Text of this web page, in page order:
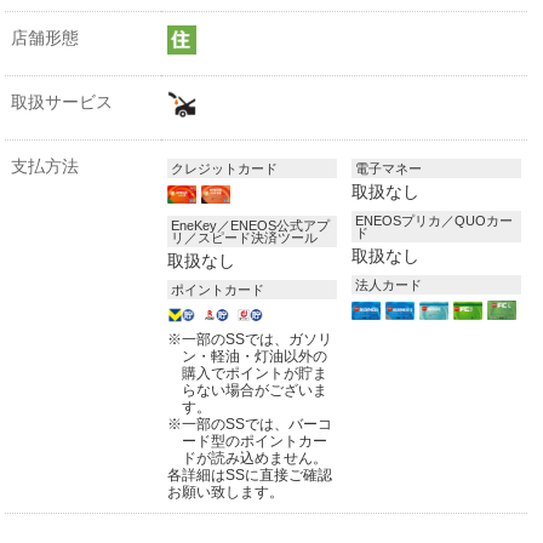
店舗形態
取扱サービス
支払方法 クレジットカード
EneKey／ENEOS公式アプ
リ／スピード決済ツール
取扱なし
ポイントカード
※一部のSSでは、ガソリ
ン・軽油・灯油以外の
購入でポイントが貯ま
らない場合がございま
す。
※一部のSSでは、バーコ
ード型のポイントカー
ドが読み込めません。
各詳細はSSに直接ご確認
お願い致します。
電子マネー
取扱なし
ENEOSプリカ／QUOカー
ド
取扱なし
法人カード